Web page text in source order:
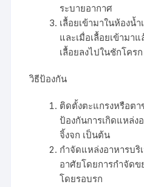
ระบายอากาศ
เลื้อยเข้ามาในห้องน้
และเมื่อเลื้อยเข้ามา
เลื้อยลงไปในชักโครก
วิธีป้องกัน
ติดตั้งตะแกรงหรือต
ป้องกันการเกิดแหล่ง
จิ้งจก เป็นต้น
กำจัดแหล่งอาหารบ
อาศัยโดยการกำจัด
โดยรอบรก